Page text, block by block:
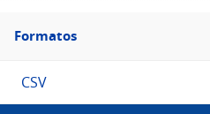
Filtro
Formatos
Formatos
CSV